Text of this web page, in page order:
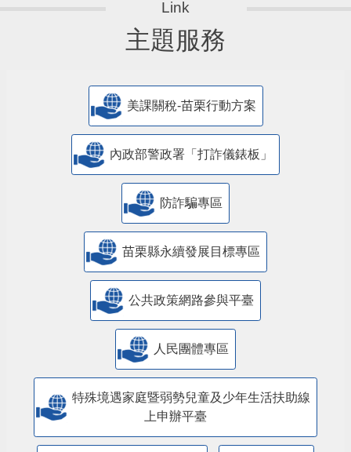
主題服務
美課關稅-苗栗行動方案
內政部警政署「打詐儀錶板」
防詐騙專區
苗栗縣永續發展目標專區
公共政策網路參與平臺
人民團體專區
特殊境遇家庭暨弱勢兒童及少年生活扶助線
上申辦平臺